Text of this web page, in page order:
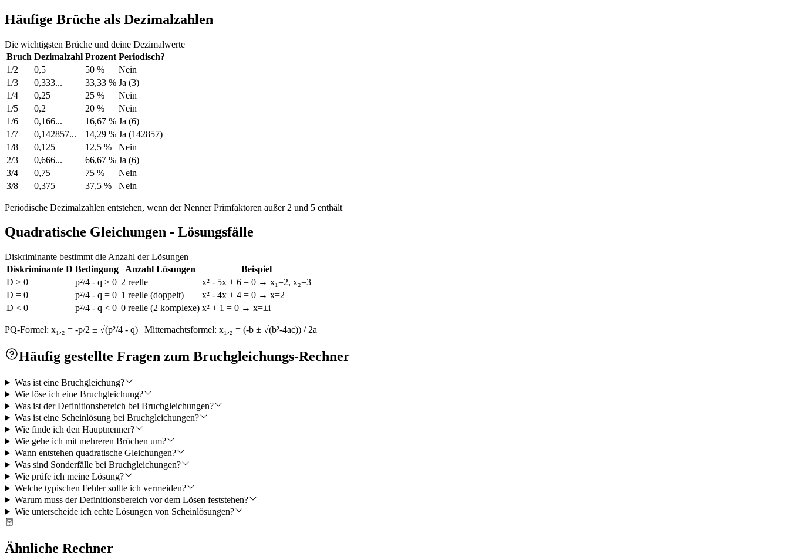
Häufige Brüche als Dezimalzahlen
Die wichtigsten Brüche und deine Dezimalwerte
Bruch Dezimalzahl Prozent Periodisch?
1/2
0,5 50 %
Nein
1/3
0,333... 33,33 % Ja (3)
1/4
0,25 25 %
Nein
1/5
0,2 20 %
Nein
1/6
0,166... 16,67 % Ja (6)
1/7
0,142857... 14,29 % Ja (142857)
1/8
0,125 12,5 %
Nein
2/3
0,666... 66,67 % Ja (6)
3/4
0,75 75 %
Nein
3/8
0,375 37,5 % Nein
Periodische Dezimalzahlen entstehen, wenn der Nenner Primfaktoren außer 2 und 5 enthält
Quadratische Gleichungen - Lösungsfälle
Diskriminante bestimmt die Anzahl der Lösungen
Diskriminante D Bedingung Anzahl Lösungen
Beispiel
D > 0
p²/4 - q > 0 2 reelle
x² - 5x + 6 = 0 → x₁=2, x₂=3
D = 0
p²/4 - q = 0 1 reelle (doppelt)
x² - 4x + 4 = 0 → x=2
D < 0
p²/4 - q < 0 0 reelle (2 komplexe) x² + 1 = 0 → x=±i
PQ-Formel: x₁,₂ = -p/2 ± √(p²/4 - q) | Mitternachtsformel: x₁,₂ = (-b ± √(b²-4ac)) / 2a
Häufig gestellte Fragen zum Bruchgleichungs-Rechner
Was ist eine Bruchgleichung?
Wie löse ich eine Bruchgleichung?
Was ist der Definitionsbereich bei Bruchgleichungen?
Was ist eine Scheinlösung bei Bruchgleichungen?
Wie finde ich den Hauptnenner?
Wie gehe ich mit mehreren Brüchen um?
Wann entstehen quadratische Gleichungen?
Was sind Sonderfälle bei Bruchgleichungen?
Wie prüfe ich meine Lösung?
Welche typischen Fehler sollte ich vermeiden?
Warum muss der Definitionsbereich vor dem Lösen feststehen?
Wie unterscheide ich echte Lösungen von Scheinlösungen?
Ähnliche Rechner